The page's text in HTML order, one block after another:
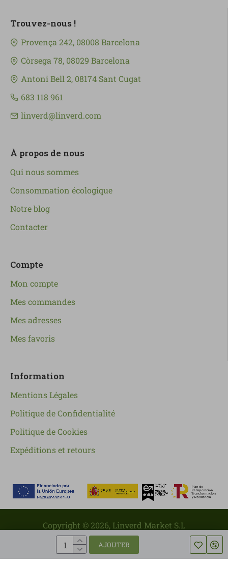
AJOUTER
Trouvez-nous !
Provença 242, 08008 Barcelona
Còrsega 78, 08029 Barcelona
Antoni Bell 2, 08174 Sant Cugat
683 118 961
linverd@linverd.com
À propos de nous
Qui nous sommes
Consommation écologique
Notre blog
Contacter
Compte
Mon compte
Mes commandes
Mes adresses
Mes favoris
Information
Mentions Légales
Politique de Confidentialité
Politique de Cookies
Expéditions et retours
Copyright © 2026, Linverd Market S.L